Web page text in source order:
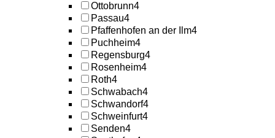
Ottobrunn4
Passau4
Pfaffenhofen an der Ilm4
Puchheim4
Regensburg4
Rosenheim4
Roth4
Schwabach4
Schwandorf4
Schweinfurt4
Senden4